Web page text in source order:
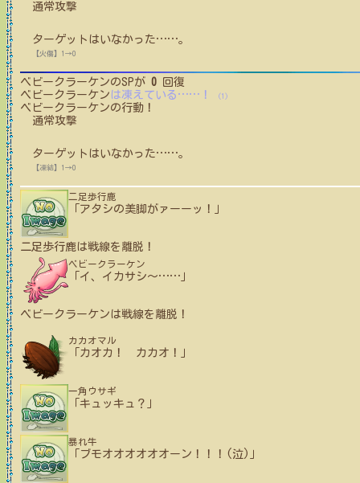
通常攻撃
ターゲットはいなかった……。
【火傷】1→0
ベビークラーケンのSPが 0 回復
ベビークラーケン は凍えている …… ！ (1)
ベビークラーケンの行動！
通常攻撃
ターゲットはいなかった……。
【凍結】1→0
二足歩行鹿
「アタシの美脚がァーーッ！」
二足歩行鹿は戦線を離脱！
ベビークラーケン
「イ、イカサシ〜……
ベビークラーケンは戦線を離脱！
カカオマル
「カオカ！ カカオ！」
一角ウサギ
「キュッキュ？」
暴れ牛
「ブモオオオオオオーン！！！(泣)」